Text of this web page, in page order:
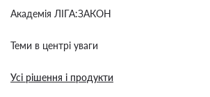
Академія ЛІГА:ЗАКОН
Теми в центрі уваги
Усі рішення і продукти